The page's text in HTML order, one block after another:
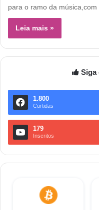
para o ramo da
Leia mais »
Siga
1.800
Curtidas
179
Inscritos